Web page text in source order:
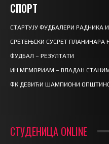
СПОРТ
СТАРТУЈУ ФУДБАЛЕРИ РАДНИКА
СРЕТЕЊСКИ СУСРЕТ ПЛАНИНАРА
ФУДБАЛ – РЕЗУЛТАТИ
ИН МЕМОРИАМ – ВЛАДАН
ФК ДЕВИЋИ ШАМПИОНИ
СТУДЕНИЦА ONLINE